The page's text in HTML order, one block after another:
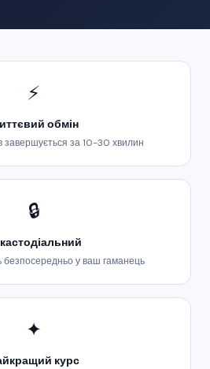
⚡
обмін
завершується за 10-30 хвилин
🔒
у ваш гаманець
✦
курс